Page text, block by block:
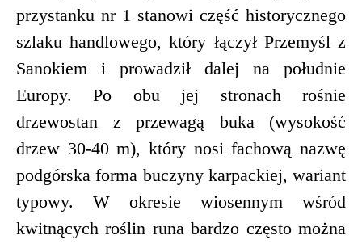
przystanku nr 1 stanowi część historycznego
szlaku handlowego, który łączył Przemyśl z
Sanokiem i prowadził dalej na południe
Europy. Po obu jej stronach rośnie
drzewostan z przewagą buka (wysokość
drzew 30-40 m), który nosi fachową nazwę
podgórska forma buczyny karpackiej, wariant
typowy. W okresie wiosennym wśród
kwitnących roślin runa bardzo często można